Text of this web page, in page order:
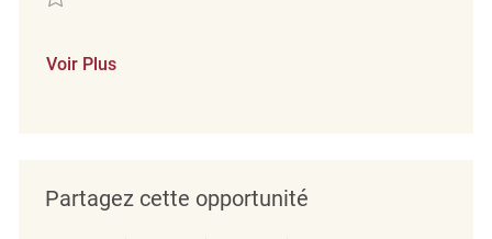
Voir Plus
Partagez cette opportunité